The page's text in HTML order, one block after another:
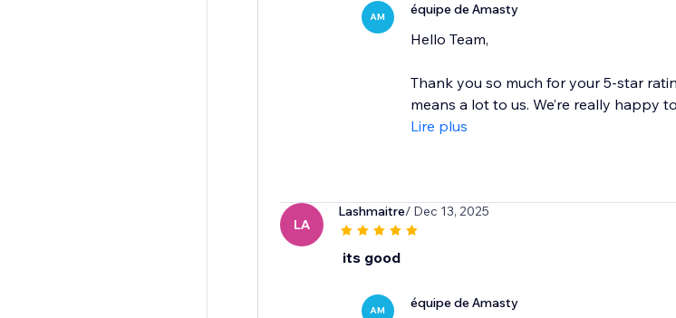
AM équipe de Amasty
Hello Team,
Thank you so much for your 5-star
means a lot to us. We’re really happy
Lire plus
LA
Lashmaitre/ Dec 13, 2025
its good
AM équipe de Amasty